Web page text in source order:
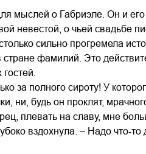
мыслей о Габриэле. Он и
невестой, о чьей свадьбе
сильно прогремела
фамилий. Это
за полного сироту! У
ни, будь он проклят,
плевать на славу, мне
вздохнула. – Надо что‑то